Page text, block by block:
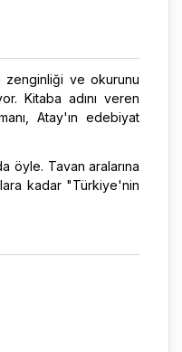
zenginliği ve okurunu
Kitaba adını veren
Atay'ın edebiyat
öyle. Tavan aralarına
kadar "Türkiye'nin